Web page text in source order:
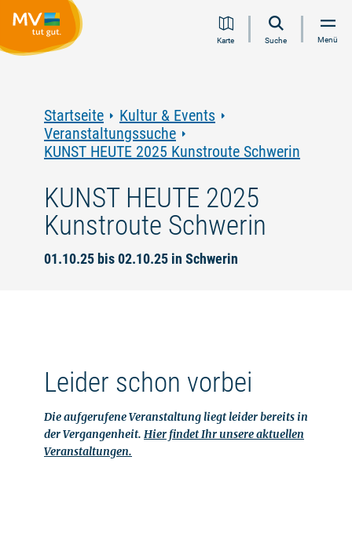
Inhalt
Navigation
Volltextsuche
FooterKarte Suche Menü
Startseite
Kultur & Events
Veranstaltungssuche
KUNST HEUTE 2025 Kunstroute Schwerin
KUNST HEUTE 2025
Kunstroute Schwerin
01.10.25 bis 02.10.25 in Schwerin
Leider schon vorbei
Die aufgerufene Veranstaltung liegt leider bereits in
der Vergangenheit. Hier findet Ihr unsere aktuellen
Veranstaltungen.